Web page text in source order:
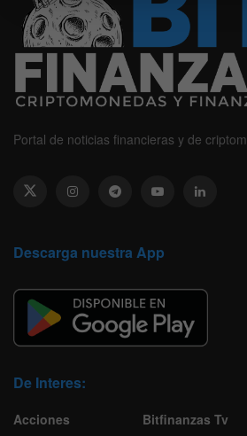
Portal de noticias financieras y de
Descarga nuestra App
De Interes:
Acciones
Bitfinanzas Tv